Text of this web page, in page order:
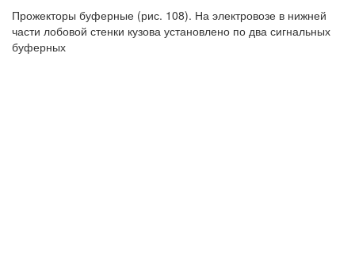
Прожекторы буферные (рис. 108). На электровозе в нижней
части лобовой стенки кузова установлено по два сигнальных
буферных